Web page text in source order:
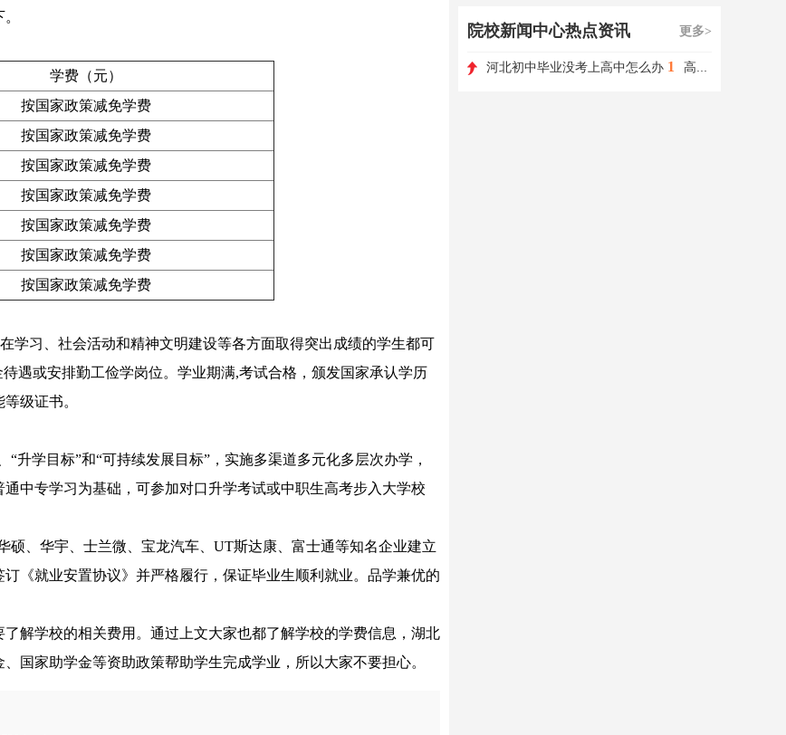
学费（元）
按国家政策减免学费
按国家政策减免学费
按国家政策减免学费
按国家政策减免学费
按国家政策减免学费
按国家政策减免学费
按国家政策减免学费
学习、社会活动和精神文明建设等各方面取得突出成绩的学生都可
遇或安排勤工俭学岗位。学业期满,考试合格，颁发国家承认学历
级证书。
升学目标”和“可持续发展目标”，实施多渠道多元化多层次办学，
中专学习为基础，可参加对口升学考试或中职生高考步入大学校
硕、华宇、士兰微、宝龙汽车、UT斯达康、富士通等知名企业建立
《就业安置协议》并严格履行，保证毕业生顺利就业。品学兼优的
解学校的相关费用。通过上文大家也都了解学校的学费信息，湖北
国家助学金等资助政策帮助学生完成学业，所以大家不要担心。
院校新闻中心热点资讯 更多>
河北初中毕业没考上高中怎么办 1 高职单招如何选择学校和专业?